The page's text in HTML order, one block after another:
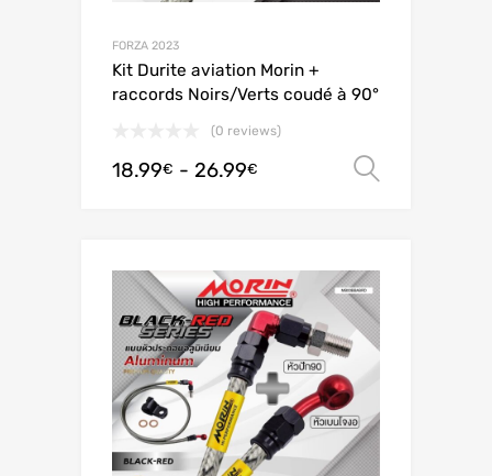
FORZA 2023
Kit Durite aviation Morin +
raccords Noirs/Verts coudé à 90°
(0 reviews)
18.99€ - 26.99€